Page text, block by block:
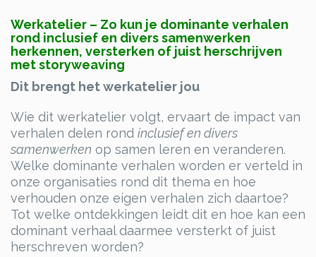
Werkatelier – Zo kun je dominante verhalen
rond inclusief en divers samenwerken
herkennen, versterken of juist herschrijven
met storyweaving
Dit brengt het werkatelier jou
Wie dit werkatelier volgt, ervaart de impact van
verhalen delen rond inclusief en divers
samenwerken op samen leren en veranderen.
Welke dominante verhalen worden er verteld in
onze organisaties rond dit thema en hoe
verhouden onze eigen verhalen zich daartoe?
Tot welke ontdekkingen leidt dit en hoe kan een
dominant verhaal daarmee versterkt of juist
herschreven worden?